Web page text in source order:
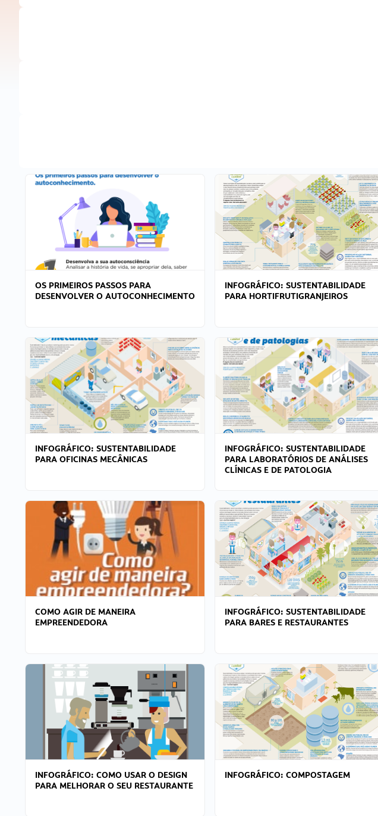
OS PRIMEIROS PASSOS PARA
DESENVOLVER O AUTOCONHECIMENTO
INFOGRÁFICO: SUSTENTABILIDADE
PARA HORTIFRUTIGRANJEIROS
INFOGRÁFICO: SUSTENTABILIDADE
PARA OFICINAS MECÂNICAS
INFOGRÁFICO: SUSTENTABILIDADE
PARA LABORATÓRIOS DE ANÁLISES
CLÍNICAS E DE PATOLOGIA
COMO AGIR DE MANEIRA
EMPREENDEDORA
INFOGRÁFICO: SUSTENTABILIDADE
PARA BARES E RESTAURANTES
INFOGRÁFICO: COMO USAR O DESIGN
PARA MELHORAR O SEU RESTAURANTE
INFOGRÁFICO: COMPOSTAGEM